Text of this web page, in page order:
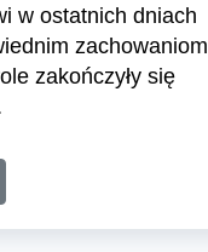
w ostatnich dniach
zachowaniom
zakończyły się